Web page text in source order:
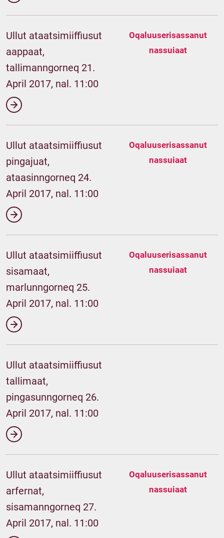
Ullut ataatsimiiffiusut
aappaat,
tallimanngorneq 21.
April 2017, nal. 11:00
Oqaluuserisassanut
nassuiaat
Ullut ataatsimiiffiusut
pingajuat,
ataasinngorneq 24.
April 2017, nal. 11:00
Oqaluuserisassanut
nassuiaat
Ullut ataatsimiiffiusut
sisamaat,
marlunngorneq 25.
April 2017, nal. 11:00
Oqaluuserisassanut
nassuiaat
Ullut ataatsimiiffiusut
tallimaat,
pingasunngorneq 26.
April 2017, nal. 11:00
Ullut ataatsimiiffiusut
arfernat,
sisamanngorneq 27.
April 2017, nal. 11:00
Oqaluuserisassanut
nassuiaat